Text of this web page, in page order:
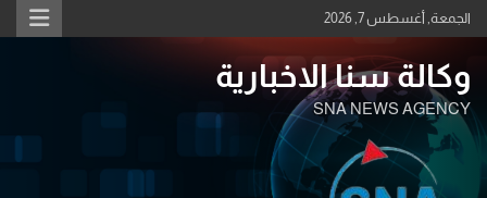
Skip
to
الجمعة, أغسطس 7, 2026
وكالة سنا الاخبارية
SNA NEWS AGENCY